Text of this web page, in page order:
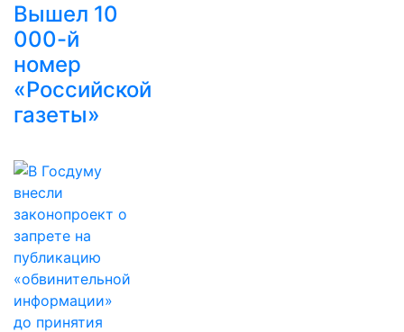
Вышел 10
000-й
номер
«Российской
газеты»